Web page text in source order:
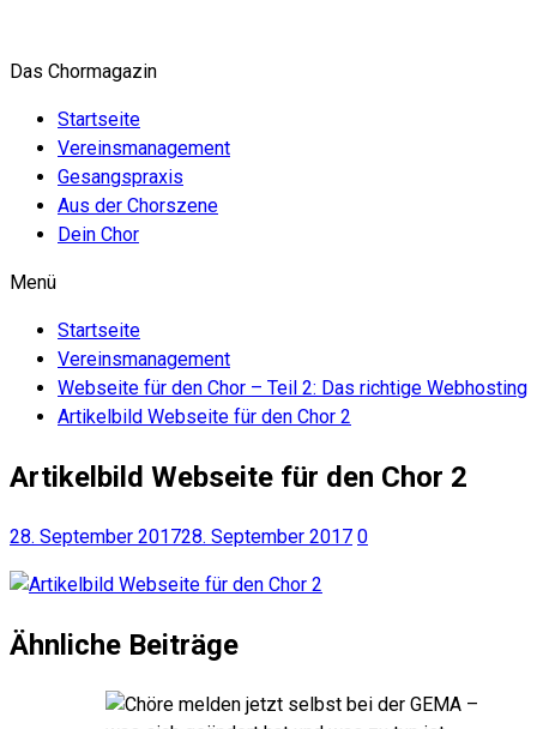
springen
Das Chormagazin
Startseite
Vereinsmanagement
Gesangspraxis
Aus der Chorszene
Dein Chor
Menü
Startseite
Vereinsmanagement
Webseite für den Chor – Teil 2: Das richtige Webhosting
Artikelbild Webseite für den Chor 2
Artikelbild Webseite für den Chor 2
28. September 201728. September 2017 0
Ähnliche Beiträge